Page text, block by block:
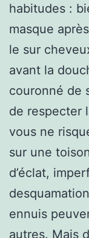
habitudes :
masque
le sur
avant la
couronné de
de respecter
vous ne
sur une
d’éclat,
ennuis
autres. Mais